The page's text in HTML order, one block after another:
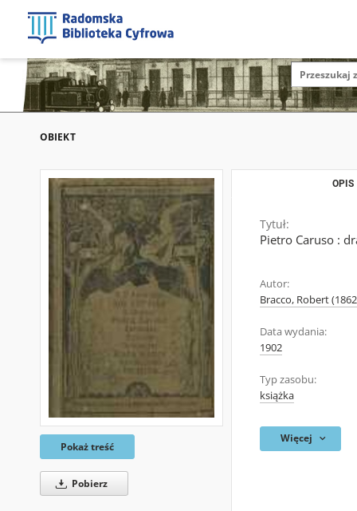
OBIEKT
Pokaż treść
Pobierz
OPIS
Tytuł:
Pietro Caruso :
Autor:
Bracco, Robert
Data wydania:
1902
Typ zasobu:
książka
Więcej